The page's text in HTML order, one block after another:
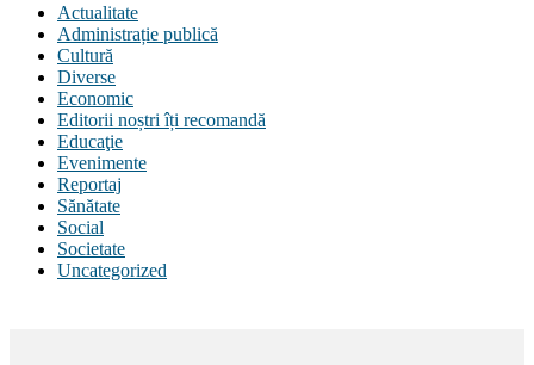
Actualitate
Administrație publică
Cultură
Diverse
Economic
Editorii noștri îți recomandă
Educaţie
Evenimente
Reportaj
Sănătate
Social
Societate
Uncategorized